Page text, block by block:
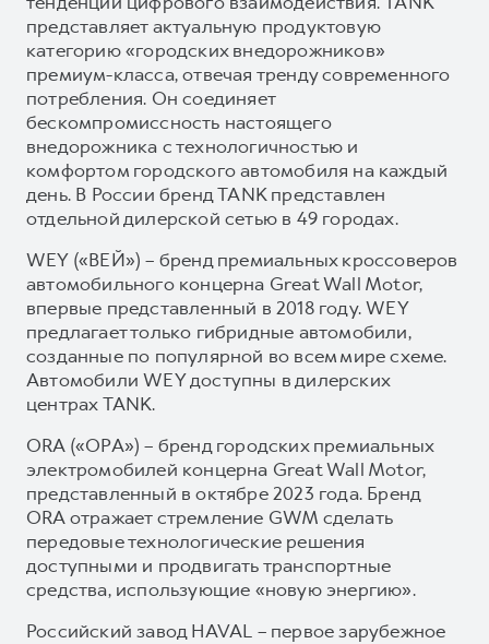
представляет актуальную продуктовую
категорию «городских внедорожников»
премиум-класса, отвечая тренду современного
потребления. Он соединяет
бескомпромиссность настоящего
внедорожника с технологичностью и
комфортом городского автомобиля на каждый
день. В России бренд TANK представлен
отдельной дилерской сетью в 49 городах.
WEY («ВЕЙ») – бренд премиальных кроссоверов
автомобильного концерна Great Wall Motor,
впервые представленный в 2018 году. WEY
предлагает только гибридные автомобили,
созданные по популярной во всем мире схеме.
Автомобили WEY доступны в дилерских
центрах TANK.
ORA («ОРА») – бренд городских премиальных
электромобилей концерна Great Wall Motor,
представленный в октябре 2023 года. Бренд
ORA отражает стремление GWM сделать
передовые технологические решения
доступными и продвигать транспортные
средства, использующие «новую энергию».
Российский завод HAVAL – первое зарубежное